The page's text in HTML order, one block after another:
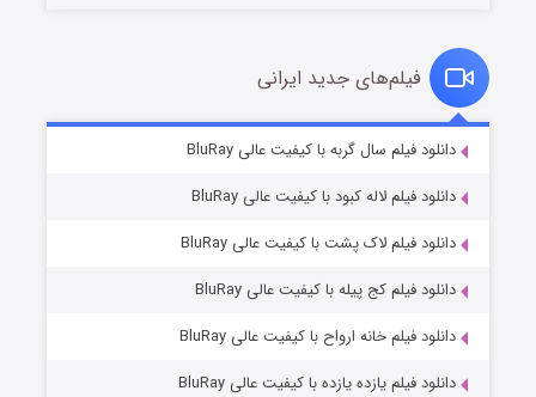
قسمت۷ (زیرنویس) منتشر شد
فیلم‌های جدید ایرانی
دانلود فیلم سال گربه با کیفیت عالی BluRay
دانلود فیلم لاله کبود با کیفیت عالی BluRay
دانلود فیلم لاک پشت با کیفیت عالی BluRay
دانلود فیلم کج‌ پیله با کیفیت عالی BluRay
دانلود فیلم خانه ارواح با کیفیت عالی BluRay
دانلود فیلم یازده یازده با کیفیت عالی BluRay